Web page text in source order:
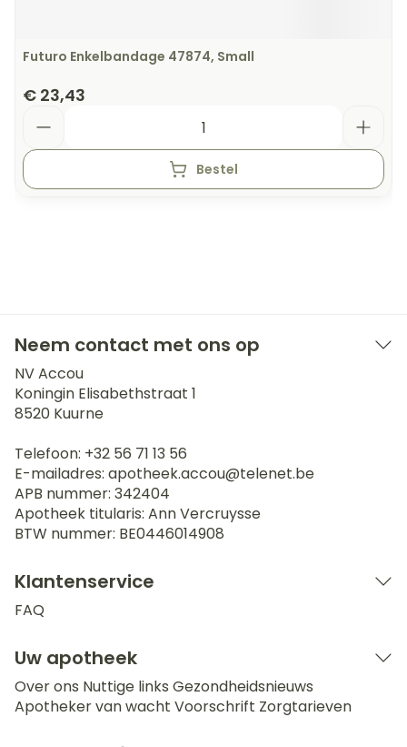
Futuro Enkelbandage 47874, Small
€ 23,43
Bestel
Neem contact met ons op
NV Accou
Koningin Elisabethstraat 1
8520 Kuurne
Telefoon: +32 56 71 13 56
E-mailadres: apotheek.accou@telenet.be
APB nummer: 342404
Apotheek titularis: Ann Vercruysse
BTW nummer: BE0446014908
Klantenservice
FAQ
Uw apotheek
Over ons Nuttige links Gezondheidsnieuws
Apotheker van wacht Voorschrift Zorgtarieven